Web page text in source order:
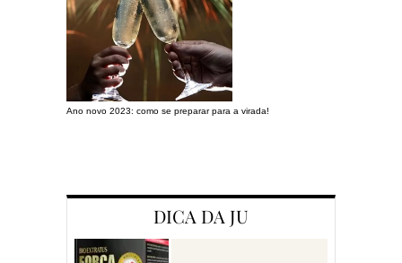
Ano novo 2023: como se preparar para a virada!
DICA DA JU